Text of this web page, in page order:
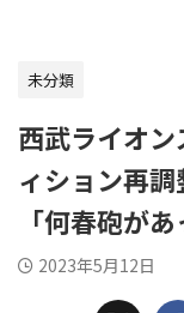
未分類
西武ライオ
ィション再調
「何春砲が
2023年5月12日